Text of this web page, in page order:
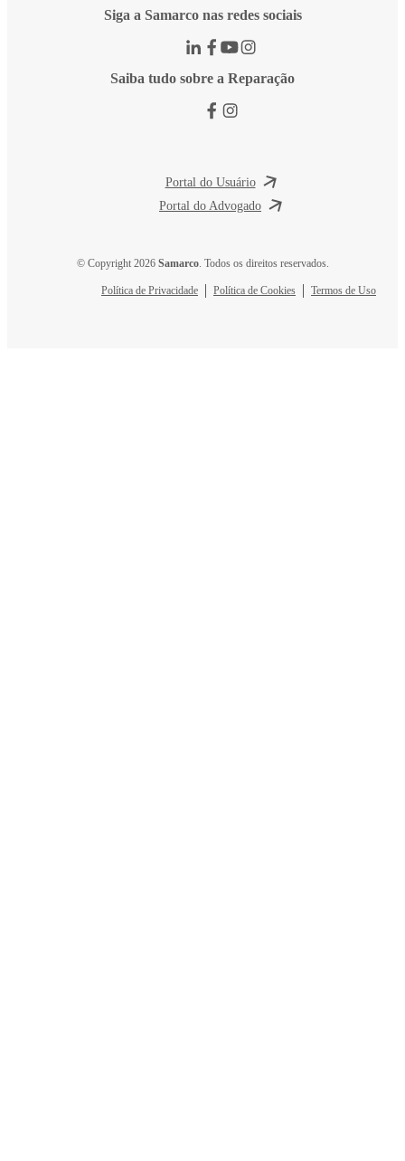
Siga a Samarco nas redes sociais
Saiba tudo sobre a Reparação
Portal do Usuário
Portal do Advogado
© Copyright 2026 Samarco. Todos os direitos reservados.
Política de Privacidade Política de Cookies Termos de Uso